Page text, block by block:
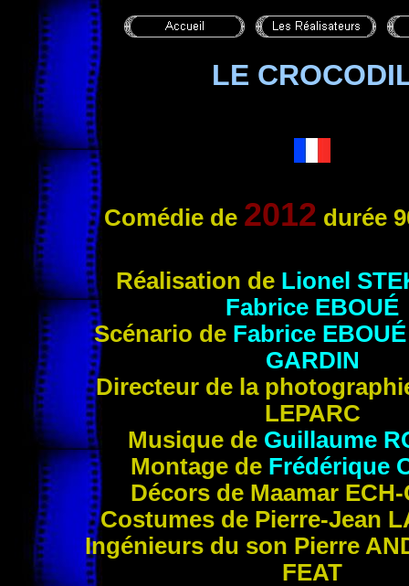
LE
Comédie de 2012 durée
Réalisation de Lionel
Fabrice EBOUÉ
Scénario de Fabrice EBOUÉ
GARDIN
Directeur de la
LEPARC
Musique de Guillaume
Montage de Frédérique
Décors de Maamar
Costumes de Pierre-Jean
Ingénieurs du son Pierre
FEAT